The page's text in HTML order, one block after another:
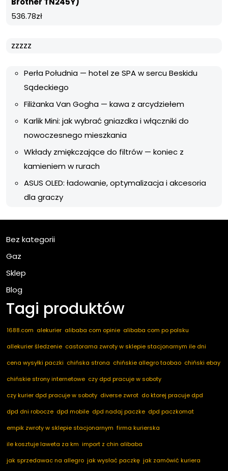
536.78zł
zzzzz
Perła Południa — hotel ze SPA w sercu Beskidu
Sądeckiego
Filiżanka Van Gogha — kawa z arcydziełem
Karlik Mini: jak wybrać gniazdka i włączniki do
nowoczesnego mieszkania
Wkłady zmiękczające do filtrów — koniec z
kamieniem w rurach
ASUS OLED: ładowanie, optymalizacja i akcesoria
dla graczy
Bez kategorii
Gaz
Sklep
Blog
Tagi produktów
1688.com alekurier alibaba com opinie alibaba com po polsku
allekurier śledzenie castorama zwroty w sklepie stacjonarnym ile dni
cena wysyłki paczki chińska strona chińskie allegro taobao chiński ebay
chińskie strony internetowe czy dpd pracuje w soboty
czy kurier dpd pracuje w soboty diverse zwrot do ktorej pracuje dpd
dpd dni robocze dpd mobile dpd nadaj paczke dpd paczkomat
empik zwroty w sklepie stacjonarnym firma kurierska
ile kosztuje laweta za km import z chin alibaba
jak sprzedawac na allegro jak wysłać paczkę jak zamówić kuriera